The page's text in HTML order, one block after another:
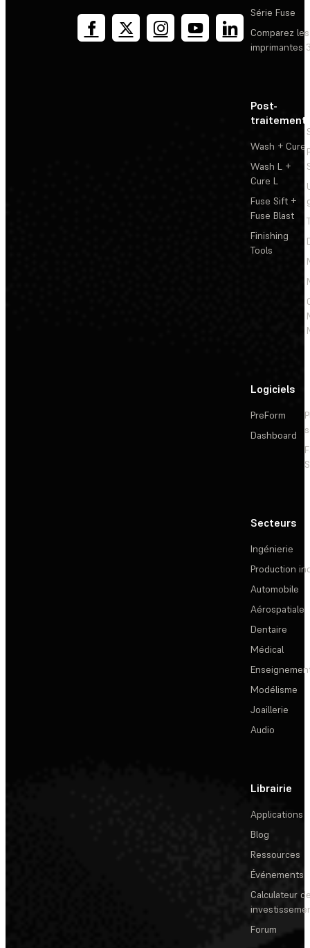
Série Fuse
Comparez les
imprimantes
Post-
traitement
Wash + Cure
Wash L +
Cure L
Fuse Sift +
Fuse Blast
Finishing
Tools
Logiciels
PreForm
Dashboard
Secteurs
Ingénierie
Production
Automobile
Aérospatiale
Dentaire
Médical
Modélisme
Joaillerie
Audio
Librairie
Applications
Blog
Ressources
Événements
Calculateur
Forum